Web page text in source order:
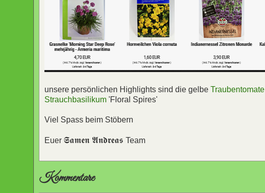
unsere persönlichen Highlights sind die gelbeTraubentomate
Strauchbasilikum 'Floral Spires'
Viel Spass beim Stöbern
Euer 𝕾𝖆𝖒𝖊𝖓 𝕬𝖓𝖉𝖗𝖊𝖆𝖘Team
Kommentare